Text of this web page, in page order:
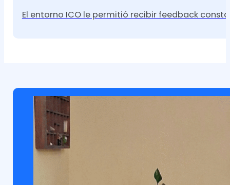
El entorno ICO le permitió recibir feedback